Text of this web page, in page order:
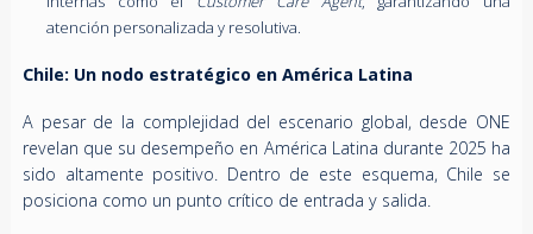
atención personalizada y resolutiva.
Chile: Un nodo estratégico en América Latina
A pesar de la complejidad del escenario global, desde ONE
revelan que su desempeño en América Latina durante 2025 ha
sido altamente positivo. Dentro de este esquema, Chile se
posiciona como un punto crítico de entrada y salida.